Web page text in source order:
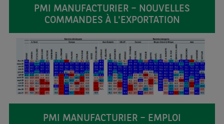
PMI MANUFACTURIER – NOUVELLES
COMMANDES À L'EXPORTATION
PMI MANUFACTURIER – EMPLOI